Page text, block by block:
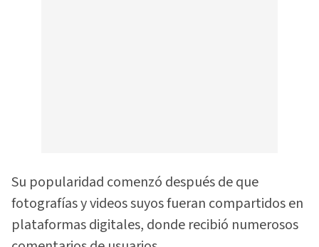
Su popularidad comenzó después de que
fotografías y videos suyos fueran compartidos en
plataformas digitales, donde recibió numerosos